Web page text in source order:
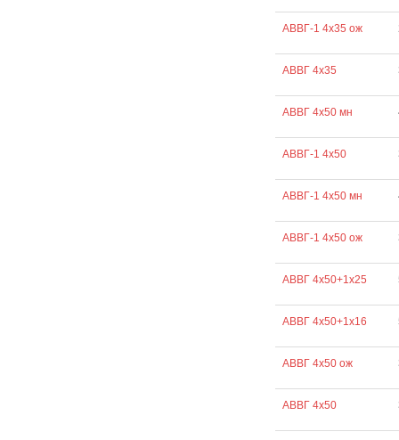
АВВГ-1 4х35 ож
АВВГ 4х35
АВВГ 4х50 мн
АВВГ-1 4х50
АВВГ-1 4х50 мн
АВВГ-1 4х50 ож
АВВГ 4х50+1х25
АВВГ 4х50+1х16
АВВГ 4х50 ож
АВВГ 4х50